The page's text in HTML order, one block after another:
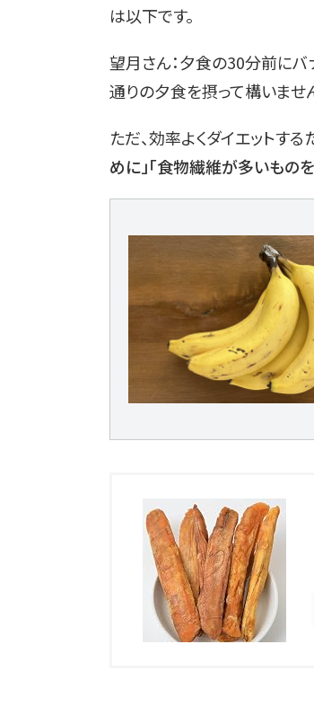
は以下です。
望月さん：夕食の30分前にバ
通りの夕食を摂って構いませ
ただ、効率よくダイエットする
めに」「食物繊維が多いもの